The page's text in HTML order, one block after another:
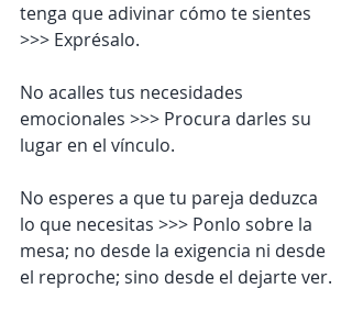
tenga que adivinar cómo te sientes
>>> Exprésalo.
No acalles tus necesidades
emocionales >>> Procura darles su
lugar en el vínculo.
No esperes a que tu pareja deduzca
lo que necesitas >>> Ponlo sobre la
mesa; no desde la exigencia ni desde
el reproche; sino desde el dejarte ver.